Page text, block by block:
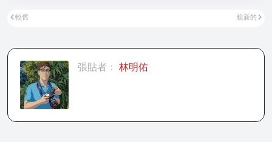
較新的
較舊
張貼者： 林明佑